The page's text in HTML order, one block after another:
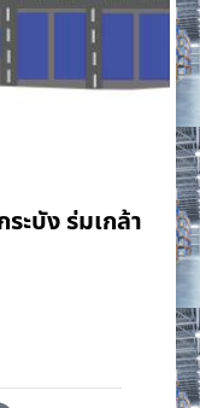
ระบัง​ ร่มเกล้า